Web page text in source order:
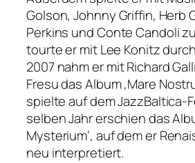
Golson, Johnny Griffin, Herb
Perkins und Conte Candoli
tourte er mit Lee Konitz
2007 nahm er mit Richard
Fresu das Album ‚Mare
spielte auf dem JazzBaltica-
selben Jahr erschien das
Mysterium‘, auf dem er
neu interpretiert.